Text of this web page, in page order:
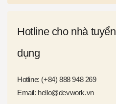
Hotline cho nhà tuyển
dụng
Hotline: (+84) 888 948 269
Email: hello@devwork.vn